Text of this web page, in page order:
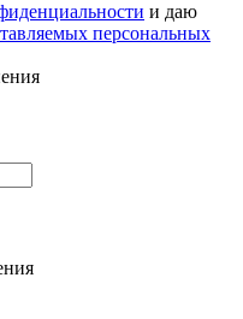
и даю
персональных